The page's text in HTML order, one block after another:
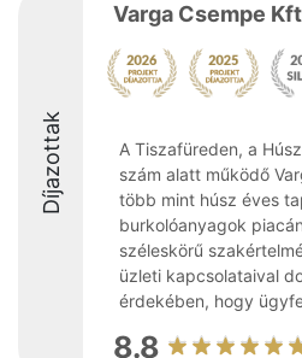
Díjazottak
Varga Csempe
A Tiszafüreden, a
szám alatt működő
több mint húsz éves
burkolóanyagok
széleskörű
üzleti kapcsolataival
érdekében, hogy
8.8